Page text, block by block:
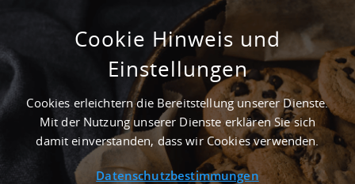
3.000 M² GEWERBEIMMOBILIE IN
GROSSRÖHRSDORF NAHE G
ÜTERVERKEHRSZENTRUM GVZ DRESDEN - L
ANDKREIS BAUTZEN
Immobiliensuche / Detailansicht
Cookie Hinweis und
Einstellungen
Cookies erleichtern die Bereitstellung unserer Dienste.
Mit der Nutzung unserer Dienste erklären Sie sich
damit einverstanden, dass wir Cookies verwenden.
Datenschutzbestimmungen